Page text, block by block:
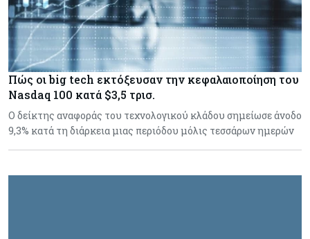
Πώς οι big tech εκτόξευσαν την κεφαλαιοποίηση του
Nasdaq 100 κατά $3,5 τρισ.
Ο δείκτης αναφοράς του τεχνολογικού κλάδου σημείωσε άνοδο
9,3% κατά τη διάρκεια μιας περιόδου μόλις τεσσάρων ημερών